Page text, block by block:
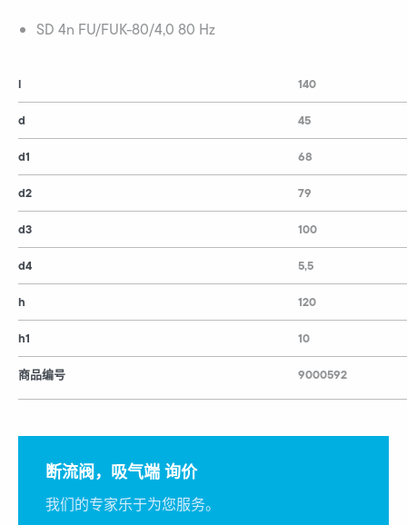
SD 4n FU/FUK-80/4,0 80 Hz
l
d
d1
d2
d3
d4
h
h1
商品编号
140
45
68
79
100
5,5
120
10
9000592
断流阀，吸气端 询价
我们的专家乐于为您服务。